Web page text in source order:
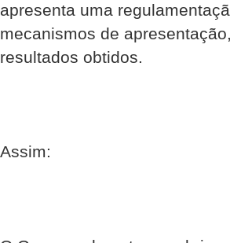
apresenta uma
mecanismos de
resultados obtidos.
Assim: